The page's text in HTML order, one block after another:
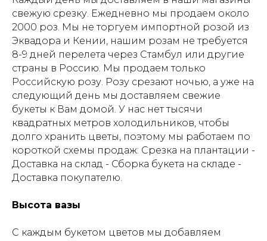
свежую срезку. Ежедневно мы продаем около
2000 роз. Мы не торгуем импортной розой из
Эквадора и Кении, нашим розам не требуется
8-9 дней перелета через Стамбул или другие
страны в Россию. Мы продаем только
Российскую розу. Розу срезают ночью, а уже на
следующий день мы доставляем свежие
букеты к Вам домой. У нас нет тысячи
квадратных метров холодильников, чтобы
долго хранить цветы, поэтому мы работаем по
короткой схемы продаж: Срезка на плантации -
Доставка на склад - Сборка букета на складе -
Доставка покупателю.
Высота вазы
С каждым букетом цветов мы добавляем